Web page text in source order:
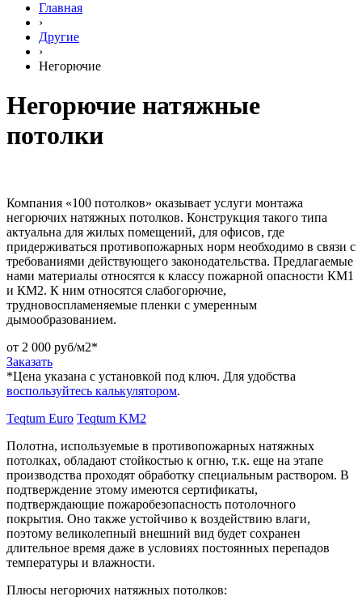
Главная
›
Другие
›
Негорючие
Негорючие натяжные
потолки
Компания «100 потолков» оказывает услуги монтажа
негорючих натяжных потолков. Конструкция такого типа
актуальна для жилых помещений, для офисов, где
придерживаться противопожарных норм необходимо в связи с
требованиями действующего законодательства. Предлагаемые
нами материалы относятся к классу пожарной опасности КМ1
и КМ2. К ним относятся слабогорючие,
трудновоспламеняемые пленки с умеренным
дымообразованием.
от 2 000 руб/м2*
Заказать
*Цена указана c установкой под ключ. Для удобства
воспользуйтесь калькулятором.
Teqtum Euro Teqtum KM2
Полотна, используемые в противопожарных натяжных
потолках, обладают стойкостью к огню, т.к. еще на этапе
производства проходят обработку специальным раствором. В
подтверждение этому имеются сертификаты,
подтверждающие пожаробезопасность потолочного
покрытия. Оно также устойчиво к воздействию влаги,
поэтому великолепный внешний вид будет сохранен
длительное время даже в условиях постоянных перепадов
температуры и влажности.
Плюсы негорючих натяжных потолков: